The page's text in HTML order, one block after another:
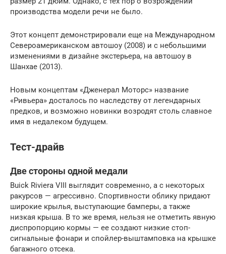
производства модели речи не было.
Этот концепт демонстрировали еще на Международном
Североамериканском автошоу (2008) и с небольшими
изменениями в дизайне экстерьера, на автошоу в
Шанхае (2013).
Новым концептам «Дженерал Моторс» название
«Ривьера» досталось по наследству от легендарных
предков, и возможно новинки возродят столь славное
имя в недалеком будущем.
Тест-драйв
Две стороны одной медали
Buick Riviera VIII выглядит современно, а с некоторых
ракурсов — агрессивно. Спортивности облику придают
широкие крылья, выступающие бамперы, а также
низкая крыша. В то же время, нельзя не отметить явную
диспропорцию кормы — ее создают низкие стоп-
сигнальные фонари и спойлер-выштамповка на крышке
багажного отсека.